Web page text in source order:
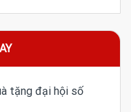
tặng đại hội số